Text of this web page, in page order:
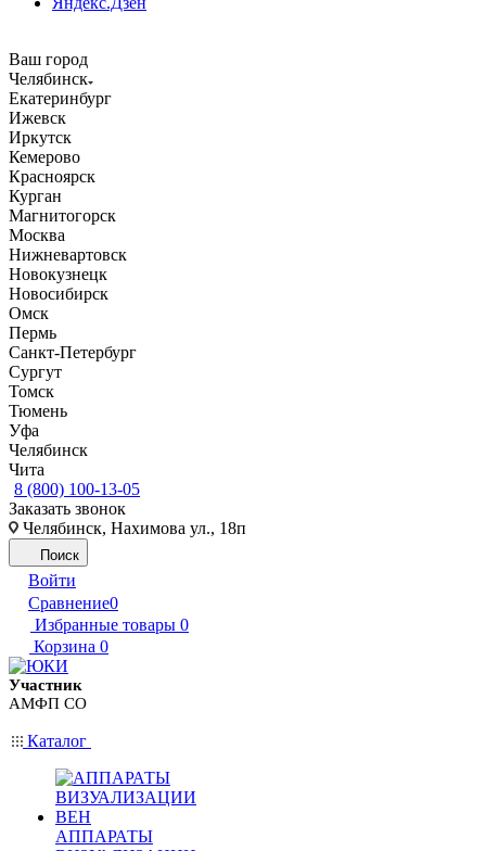
Ваш город
Челябинск
Екатеринбург
Ижевск
Иркутск
Кемерово
Красноярск
Курган
Магнитогорск
Москва
Нижневартовск
Новокузнецк
Новосибирск
Омск
Пермь
Санкт-Петербург
Сургут
Томск
Тюмень
Уфа
Челябинск
Чита
8 (800) 100-13-05
Заказать звонок
Челябинск, Нахимова ул., 18п
Поиск
Войти
Сравнение0
Избранные товары 0
Корзина 0
Участник
АМФП СО
Каталог
АППАРАТЫ